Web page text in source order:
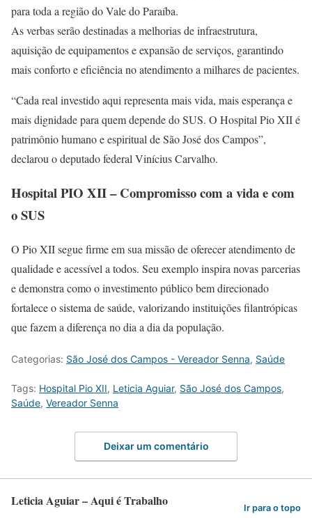
para toda a região do Vale do Paraíba.
As verbas serão destinadas a melhorias de infraestrutura,
aquisição de equipamentos e expansão de serviços, garantindo
mais conforto e eficiência no atendimento a milhares de pacientes.
“Cada real investido aqui representa mais vida, mais esperança e
mais dignidade para quem depende do SUS. O Hospital Pio XII é
patrimônio humano e espiritual de São José dos Campos”,
declarou o deputado federal Vinícius Carvalho.
Hospital PIO XII – Compromisso com a vida e com
o SUS
O Pio XII segue firme em sua missão de oferecer atendimento de
qualidade e acessível a todos. Seu exemplo inspira novas parcerias
e demonstra como o investimento público bem direcionado
fortalece o sistema de saúde, valorizando instituições filantrópicas
que fazem a diferença no dia a dia da população.
Categorias: São José dos Campos - Vereador Senna, Saúde
Tags: Hospital Pio XII, Leticia Aguiar, São José dos Campos,
Saúde, Vereador Senna
Deixar um comentário
Leticia Aguiar – Aqui é Trabalho Ir para o topo